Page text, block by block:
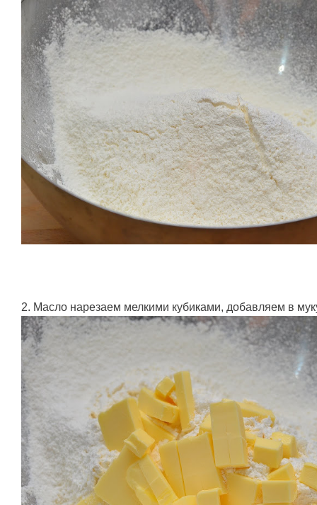
2. Масло нарезаем мелкими кубиками, добавляем в